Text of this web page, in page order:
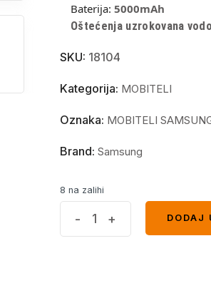
Baterija: 5000mAh
Oštećenja uzrokovana
SKU: 18104
Kategorija: MOBITELI
Oznaka: MOBITELI
Brand: Samsung
8 na zalihi
- +
DODAJ